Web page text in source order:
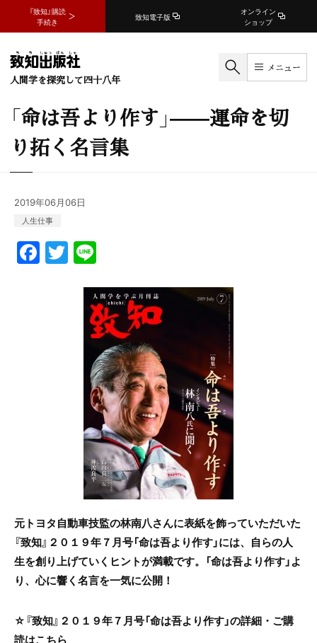
『致知』購読
手続き
致知電子版
オンライン
ショップ
人間学を探究して四十八年
メニュー
「命は吾より作す」——運命を切
り拓く名言集
2019年06月06日
人生仕事
F
a
T
w
itt
er
e
元トヨタ自動車技監の林南八さんに表紙を飾っていただいた
『致知』２０１９年７月号「命は吾より作す」には、自らの人
生を創り上げていくヒントが満載です。「命は吾より作す」よ
り、心に響く名言を一気に公開！
☆『致知』２０１９年７月号「命は吾より作す」の詳細・ご購
読はこちら